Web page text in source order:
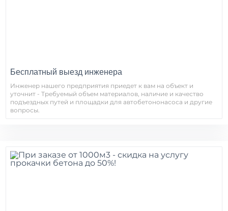
Бесплатный выезд инженера
Инженер нашего предприятия приедет к вам на объект и
уточнит - Требуемый объем материалов, наличие и качество
подъездных путей и площадки для автобетононасоса и другие
вопросы.